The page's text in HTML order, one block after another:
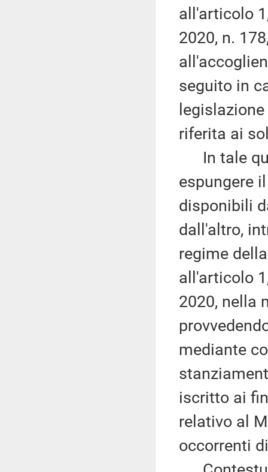
all'articolo
2020, n.
seguito in
riferita ai
In tale
espungere
disponibili
dall'altro,
regime
all'articolo
2020, nella
mediante
iscritto ai
relativo al
occorrenti